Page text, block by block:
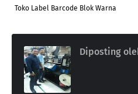
Toko Label Barcode Blok Warna
Diposting